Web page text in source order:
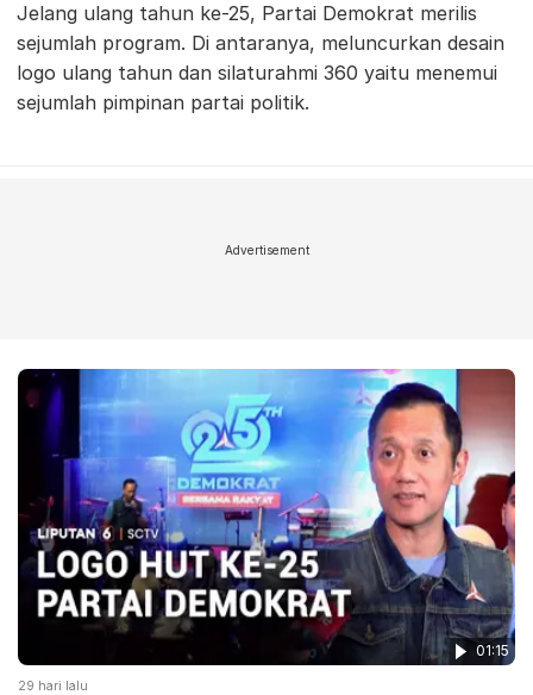
Jelang ulang tahun ke-25, Partai Demokrat merilis
sejumlah program. Di antaranya, meluncurkan desain
logo ulang tahun dan silaturahmi 360 yaitu menemui
sejumlah pimpinan partai politik.
Advertisement
01:15
29 hari lalu